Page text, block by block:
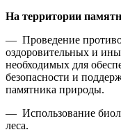
На территории
— Проведение
оздоровительных и
необходимых для
безопасности и
памятника природы.
— Использование
леса.